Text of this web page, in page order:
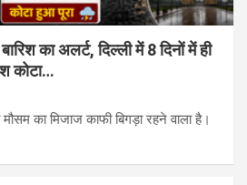
का अलर्ट, दिल्ली में 8 दिनों में ही
कोटा…
का मिजाज काफी बिगड़ा रहने वाला है।